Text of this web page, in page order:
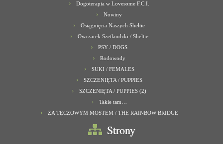
Dogoterapia w Lovesome F.C.I.
Nowiny
Osiągnięcia Naszych Sheltie
Owczarek Szetlandzki / Sheltie
PSY / DOGS
Rodowody
SUKI / FEMALES
SZCZENIĘTA / PUPPIES
SZCZENIĘTA / PUPPIES (2)
Takie tam…
ZA TĘCZOWYM MOSTEM / THE RAINBOW BRIDGE
Strony